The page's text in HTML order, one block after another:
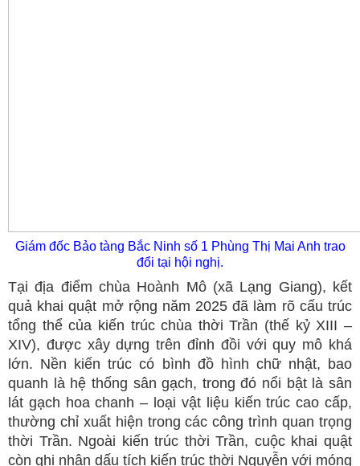
Giám đốc Bảo tàng Bắc Ninh số 1 Phùng Thị Mai Anh trao
đổi tại hội nghị.
Tại địa điểm chùa Hoành Mô (xã Lạng Giang), kết
quả khai quật mở rộng năm 2025 đã làm rõ cấu trúc
tổng thể của kiến trúc chùa thời Trần (thế kỷ XIII –
XIV), được xây dựng trên đỉnh đồi với quy mô khá
lớn. Nền kiến trúc có bình đồ hình chữ nhật, bao
quanh là hệ thống sân gạch, trong đó nổi bật là sân
lát gạch hoa chanh – loại vật liệu kiến trúc cao cấp,
thường chỉ xuất hiện trong các công trình quan trọng
thời Trần. Ngoài kiến trúc thời Trần, cuộc khai quật
còn ghi nhận dấu tích kiến trúc thời Nguyễn với móng